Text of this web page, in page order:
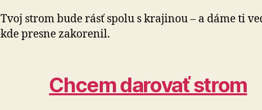
Tvoj strom bude rásť spolu s krajinou – a dáme ti
kde presne zakorenil.
Chcem darovať strom